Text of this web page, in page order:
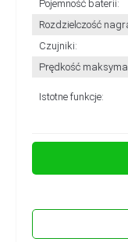
Pojemność baterii:
Rozdzielczość
Czujniki:
Prędkość
Istotne funkcje: